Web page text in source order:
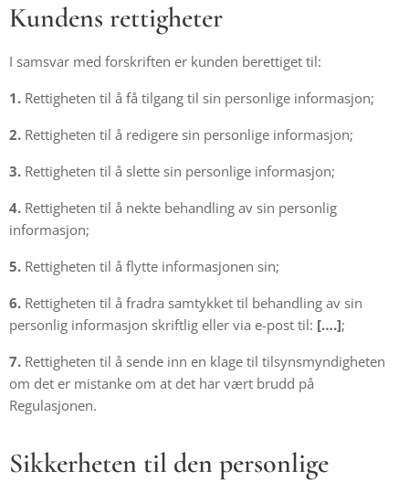
Kundens rettigheter
I samsvar med forskriften er kunden berettiget til:
1. Rettigheten til å få tilgang til sin personlige informasjon;
2. Rettigheten til å redigere sin personlige informasjon;
3. Rettigheten til å slette sin personlige informasjon;
4. Rettigheten til å nekte behandling av sin personlig
informasjon;
5. Rettigheten til å flytte informasjonen sin;
6. Rettigheten til å fradra samtykket til behandling av sin
personlig informasjon skriftlig eller via e-post til: [….];
7. Rettigheten til å sende inn en klage til tilsynsmyndigheten
om det er mistanke om at det har vært brudd på
Regulasjonen.
Sikkerheten til den personlige